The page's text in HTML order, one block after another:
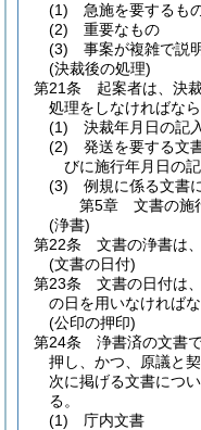
(1)
急施を要するも
(2)
重要なもの
(3)
事案が複雑で説
(決裁後の処理)
第21条
起案者は、決
処理をしなければなら
(1)
決裁年月日の記入
(2)
発送を要する文
びに施行年月日の記
(3)
例規に係る文書
第5章
文書の施
(浄書)
第22条
文書の浄書は
(文書の日付)
第23条
文書の日付は
の日を用いなければな
(公印の押印)
第24条
浄書済の文書
押し、かつ、原議と
次に掲げる文書につ
る。
(1)
庁内文書